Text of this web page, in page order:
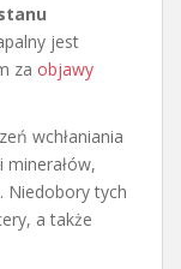
jest
za objawy
wchłaniania
Niedobory tych
a także